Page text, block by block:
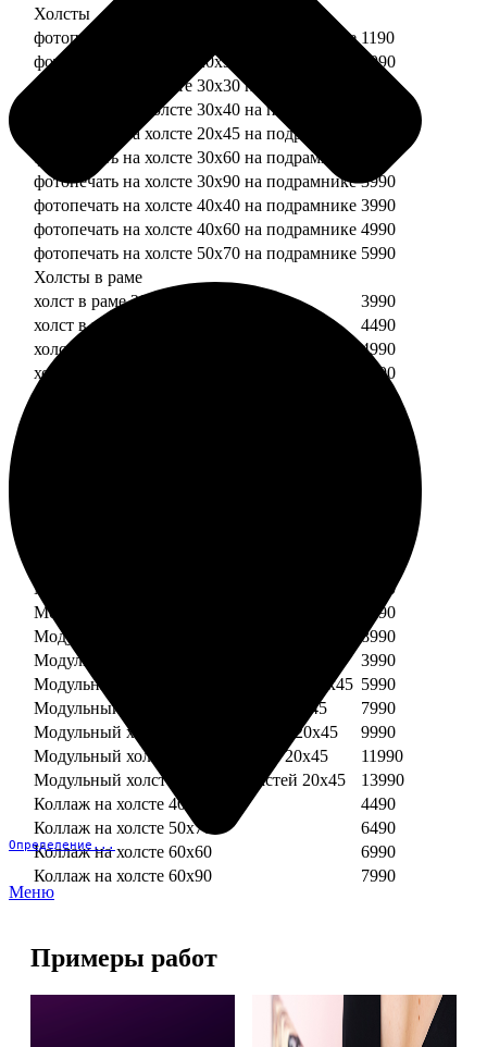
Определение...
Меню
Холсты
фотопечать на холсте 20х20 на подрамнике 1190
фотопечать на холсте 20х30 на подрамнике
1990
фотопечать на холсте 30х30 на подрамнике
фотопечать на холсте 30х40 на подрамнике
фотопечать на холсте 20х45 на подрамнике
фотопечать на холсте 30х60 на подрамнике
фотопечать на холсте 30х90 на подрамнике 3990
фотопечать на холсте 40х40 на подрамнике 3990
фотопечать на холсте 40х60 на подрамнике 4990
фотопечать на холсте 50х70 на подрамнике 5990
Холсты в раме
холст в раме 20х20
3990
холст в раме 20х30
4490
холст в раме 30х30
4990
холст в раме 30х40
5490
Модульный холст из трех частей 30х40
7490
Модульный холст из двух частей 40х40
5990
Модульный холст из трех частей 40х40
8990
Модульный холст из трех частей 20х45
3990
Модульный холст из четырех частей 20х45 5990
Модульный холст из пяти частей 20х45
7990
Модульный холст из шести частей 20х45
9990
Модульный холст из семи частей 20х45
11990
Модульный холст из восьми частей 20х45
13990
Коллаж на холсте 40х40
4490
Коллаж на холсте 50х70
6490
Коллаж на холсте 60х60
6990
Коллаж на холсте 60х90
7990
Примеры работ